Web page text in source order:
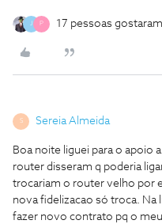
J P 17 pessoas gostaram
S Sereia Almeida
Boa noite liguei para o apoio
router disseram q poderia
trocariam o router velho por
nova fidelizacao só troca. Na
fazer novo contrato pq o